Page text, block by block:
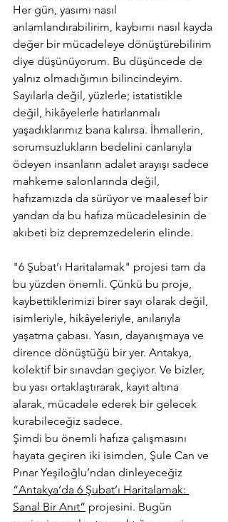
Her gün, yasımı nasıl
anlamlandırabilirim, kaybımı nasıl kayda
değer bir mücadeleye dönüştürebilirim
diye düşünüyorum. Bu düşüncede de
yalnız olmadığımın bilincindeyim.
Sayılarla değil, yüzlerle; istatistikle
değil, hikâyelerle hatırlanmalı
yaşadıklarımız bana kalırsa. İhmallerin,
sorumsuzlukların bedelini canlarıyla
ödeyen insanların adalet arayışı sadece
mahkeme salonlarında değil,
hafızamızda da sürüyor ve maalesef bir
yandan da bu hafıza mücadelesinin de
akıbeti biz depremzedelerin elinde.
"6 Şubat’ı Haritalamak" projesi tam da
bu yüzden önemli. Çünkü bu proje,
kaybettiklerimizi birer sayı olarak değil,
isimleriyle, hikâyeleriyle, anılarıyla
yaşatma çabası. Yasın, dayanışmaya ve
dirence dönüştüğü bir yer. Antakya,
kolektif bir sınavdan geçiyor. Ve bizler,
bu yası ortaklaştırarak, kayıt altına
alarak, mücadele ederek bir gelecek
kurabileceğiz sadece.
Şimdi bu önemli hafıza çalışmasını
hayata geçiren iki isimden, Şule Can ve
Pınar Yeşiloğlu’ndan dinleyeceğiz
“Antakya’da 6 Şubat’ı Haritalamak:
Sanal Bir Anıt” projesini. Bugün